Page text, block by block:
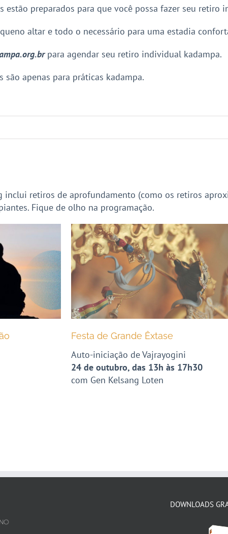
estão preparados para que você possa fazer seu
altar e todo o necessário para uma estadia
para agendar seu retiro individual kadampa.
são apenas para práticas kadampa.
inclui retiros de aprofundamento (como os retiros
Fique de olho na programação.
Festa de Grande Êxtase
Auto-iniciação de Vajrayogini
24 de outubro, das 13h às 17h30
com Gen Kelsang Loten
DOWNLOADS